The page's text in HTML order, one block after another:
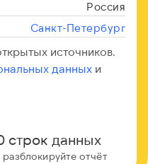
Россия
Санкт-Петербург
источников.
данных и
строк данных
отчёт